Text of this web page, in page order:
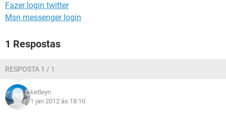
Fazer login twitter
Msn messenger login
1 Respostas
RESPOSTA 1 / 1
ketleyn
1 jan 2012 às 18:10